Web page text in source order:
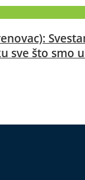
sve što smo